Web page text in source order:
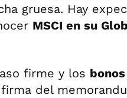
gruesa. Hay
MSCI en su
firme y los bonos
del